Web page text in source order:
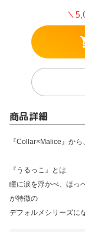
＼
商品詳細
『Collar×Malice』か
『うるっこ』とは
瞳に涙を浮かべ、ほっ
が特徴の
デフォルメシリーズに